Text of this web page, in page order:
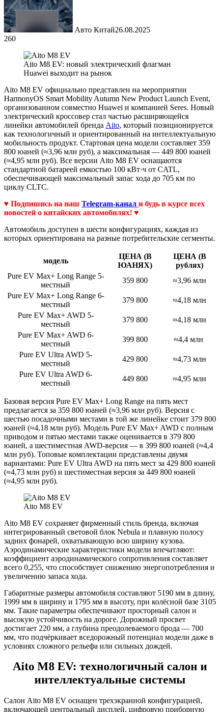
Авто Китай26.08.2025
260
Aito M8 EV: новый электрический флагман
Huawei выходит на рынок
Aito M8 EV официально представлен на мероприятии
HarmonyOS Smart Mobility Autumn New Product Launch Event,
организованном совместно Huawei и компанией Seres. Новый
электрический кроссовер стал частью расширяющейся
линейки автомобилей бренда Aito, который позиционируется
как технологичный и ориентированный на интеллектуальную
мобильность продукт. Стартовая цена модели составляет 359
800 юаней (≈3,96 млн руб), а максимальная — 449 800 юаней
(≈4,95 млн руб). Все версии Aito M8 EV оснащаются
стандартной батареей емкостью 100 кВт·ч от CATL,
обеспечивающей максимальный запас хода до 705 км по
циклу CLTC.
♥ Подпишись на наш Telegram-канал и будь в курсе всех
новостей о китайских автомобилях! ♥
Автомобиль доступен в шести конфигурациях, каждая из
которых ориентирована на разные потребительские сегменты.
модель
ЦЕНА (В
ЮАНЯХ)
ЦЕНА (В
рублях)
Pure EV Max+ Long Range 5-
местный
359 800
≈3,96 млн
Pure EV Max+ Long Range 6-
местный
379 800
≈4,18 млн
Pure EV Max+ AWD 5-
местный
379 800
≈4,18 млн
Pure EV Max+ AWD 6-
местный
399 800
≈4,4 млн
Pure EV Ultra AWD 5-
местный
429 800
≈4,73 млн
Pure EV Ultra AWD 6-
местный
449 800 ≈4,95 млн
Базовая версия Pure EV Max+ Long Range на пять мест
предлагается за 359 800 юаней (≈3,96 млн руб). Версия с
шестью посадочными местами в той же линейке стоит 379 800
юаней (≈4,18 млн руб). Модель Pure EV Max+ AWD с полным
приводом и пятью местами также оценивается в 379 800
юаней, а шестиместная AWD-версия — в 399 800 юаней (≈4,4
млн руб). Топовые комплектации представлены двумя
вариантами: Pure EV Ultra AWD на пять мест за 429 800 юаней
(≈4,73 млн руб) и шестиместная версия за 449 800 юаней
(≈4,95 млн руб).
Aito M8 EV
Aito M8 EV сохраняет фирменный стиль бренда, включая
интегрированный световой блок Nebula и плавную полосу
задних фонарей, охватывающую всю ширину кузова.
Аэродинамические характеристики модели впечатляют:
коэффициент аэродинамического сопротивления составляет
всего 0,255, что способствует снижению энергопотребления и
увеличению запаса хода.
Габаритные размеры автомобиля составляют 5190 мм в длину,
1999 мм в ширину и 1795 мм в высоту, при колёсной базе 3105
мм. Такие параметры обеспечивают просторный салон и
высокую устойчивость на дороге. Дорожный просвет
достигает 220 мм, а глубина преодолеваемого брода — 700
мм, что подчёркивает вседорожный потенциал модели даже в
условиях сложного рельефа или сильных дождей.
Aito M8 EV: технологичный салон и
интеллектуальные системы
Салон Aito M8 EV оснащен трехэкранной конфигурацией,
включающей центральный дисплей, цифровую приборную